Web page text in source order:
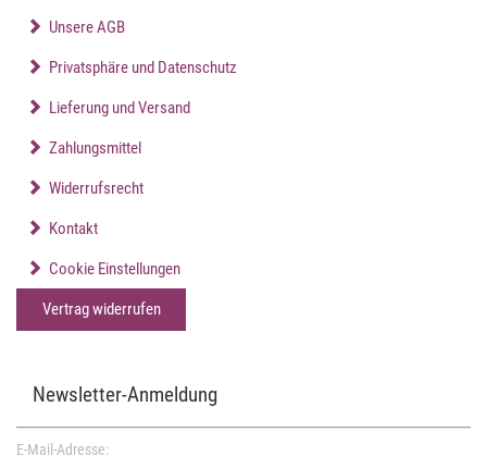
Unsere AGB
Privatsphäre und Datenschutz
Lieferung und Versand
Zahlungsmittel
Widerrufsrecht
Kontakt
Cookie Einstellungen
Vertrag widerrufen
Newsletter-Anmeldung
E-Mail-Adresse: